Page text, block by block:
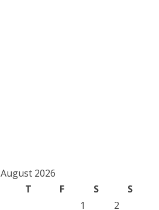
August 2026
T F S
S
1
2